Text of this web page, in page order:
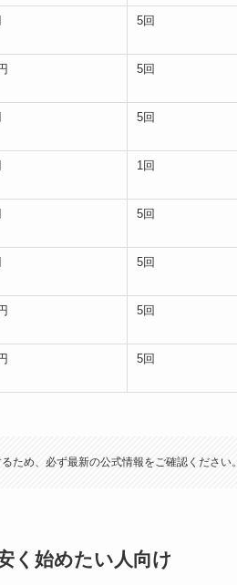
5回
5回
5回
1回
5回
5回
5回
5回
め、必ず最新の公式情報をご確認ください。
く始めたい人向け